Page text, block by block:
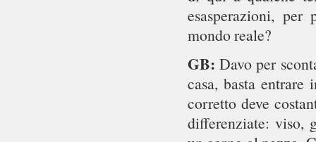
esasperazioni,
mondo reale?
GB:Davo per
casa, basta
corretto deve
differenziate: viso,